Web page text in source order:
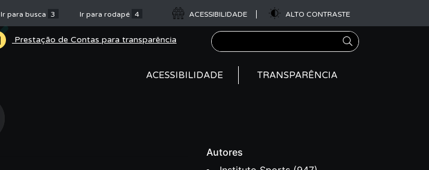
Ir para busca 3 Ir para rodapé 4 ACESSIBILIDADE ALTO CONTRASTE
Prestação de Contas para transparência Pesquisar
ACESSIBILIDADE TRANSPARÊNCIA
Autores